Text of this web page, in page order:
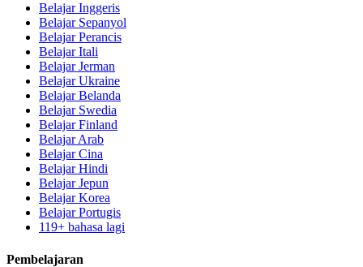
Belajar Inggeris
Belajar Sepanyol
Belajar Perancis
Belajar Itali
Belajar Jerman
Belajar Ukraine
Belajar Belanda
Belajar Swedia
Belajar Finland
Belajar Arab
Belajar Cina
Belajar Hindi
Belajar Jepun
Belajar Korea
Belajar Portugis
119+ bahasa lagi
Pembelajaran